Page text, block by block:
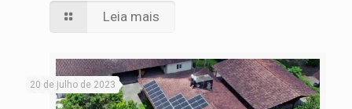
Leia mais
20 de julho de 2023